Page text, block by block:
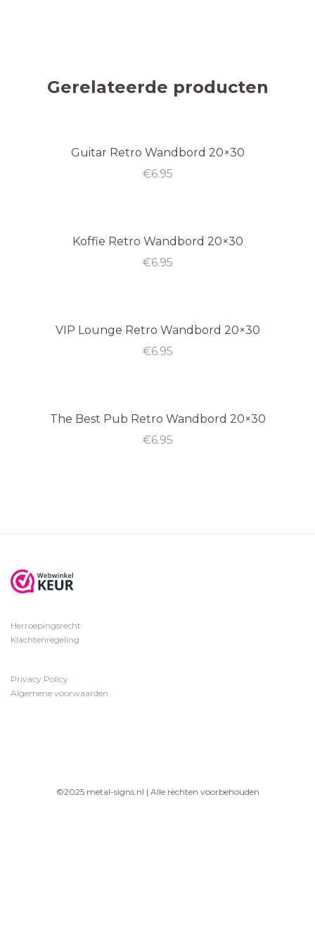
Gerelateerde producten
Guitar Retro Wandbord 20×30
€6.95
Koffie Retro Wandbord 20×30
€6.95
VIP Lounge Retro Wandbord 20×30
€6.95
The Best Pub Retro Wandbord 20×30
€6.95
Herroepingsrecht
Klachtenregeling
Privacy Policy
Algemene voorwaarden
©2025 metal-signs.nl | Alle rechten voorbehouden